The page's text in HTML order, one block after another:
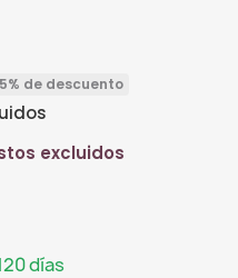
de descuento
excluidos
días